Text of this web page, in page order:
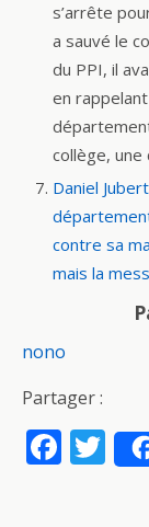
s’arrête
a sauvé le
du PPI, il
en
collège, une
Daniel
contre sa
mais la
nono
Partager :
F T
w